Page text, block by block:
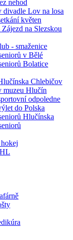
nehod
divadle Lov na losa
květen
na Slezskou
- smaženice
v Bělé
Bolatice
Chlebičov
muzeu Hlučín
odpoledne
do Polska
Hlučínska